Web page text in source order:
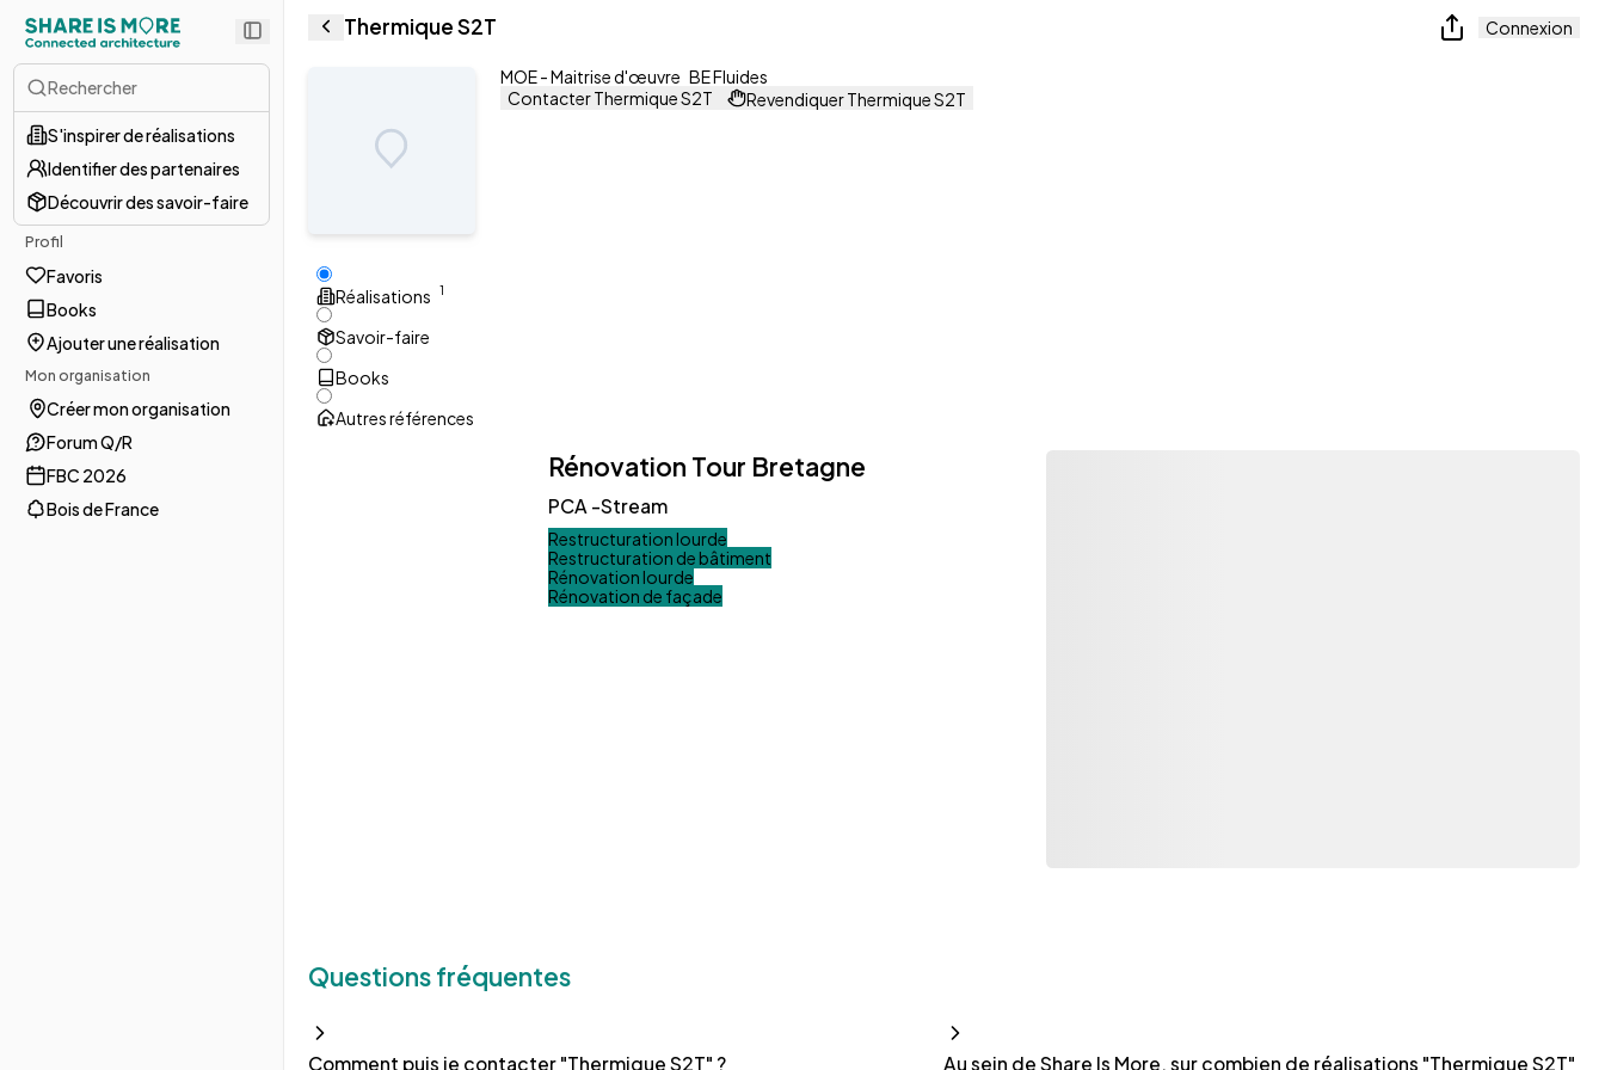
Rechercher
S'inspirer de réalisations
Identifier des partenaires
Découvrir des savoir-faire
Profil
Favoris
Books
Ajouter une réalisation
Mon organisation
Créer mon organisation
Forum Q/R
FBC 2026
Bois de France
Thermique S2T Connexion
MOE - Maitrise d'œuvre BE Fluides
Contacter Thermique S2T
Revendiquer Thermique S2T
Réalisations 1
Savoir-faire
Books
Autres références
Rénovation Tour Bretagne
PCA -Stream
Restructuration lourde
Restructuration de bâtiment
Rénovation lourde
Rénovation de façade
Questions fréquentes
Comment puis je contacter "Thermique S2T" ? Au sein de Share Is More, sur combien de réalisations "Thermique S2T"